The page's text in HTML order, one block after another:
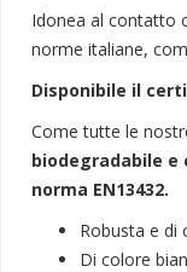
Idonea al contatto
norme italiane,
Disponibile il
Come tutte le
biodegradabile
norma EN13432.
Robusta e di
Di colore